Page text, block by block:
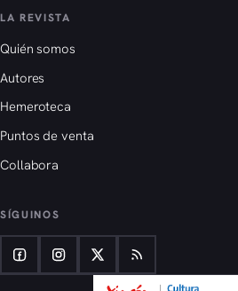
LA REVISTA
Quién somos
Autores
Hemeroteca
Puntos de venta
Collabora
SÍGUINOS